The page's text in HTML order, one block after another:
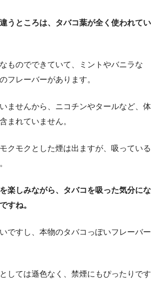
うところは、タバコ葉が全く使われてい
ものでできていて、ミントやバニラな
フレーバーがあります。
ませんから、ニコチンやタールなど、体
まれていません。
クモクとした煙は出ますが、吸っている
楽しみながら、タバコを吸った気分にな
すね。
ですし、本物のタバコっぽいフレーバー
しては遜色なく、禁煙にもぴったりです